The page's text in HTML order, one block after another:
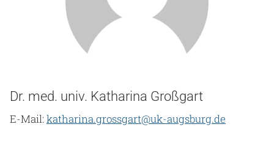
Dr. med. univ. Katharina Großgart
E-Mail:katharina.grossgart@uk-augsburg.de